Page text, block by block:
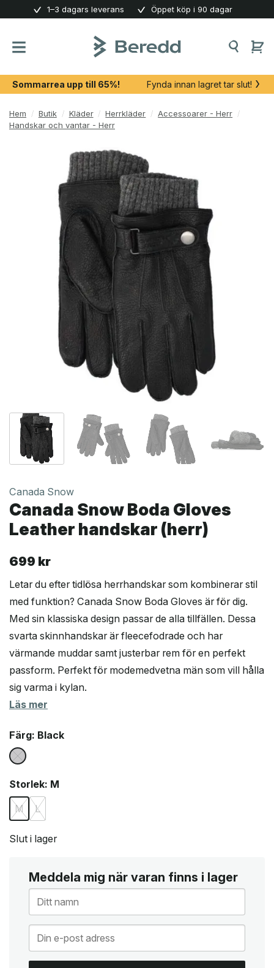
content
1–3 dagars leverans Öppet köp i 90 dagar
Sommarrea upp till 65%! Fynda innan lagret tar slut!
Hem / Butik / Kläder / Herrkläder / Accessoarer - Herr /
Handskar och vantar - Herr
Canada Snow
Canada Snow Boda Gloves
Leather handskar (herr)
699 kr
Letar du efter tidlösa herrhandskar som kombinerar stil
med funktion? Canada Snow Boda Gloves är för dig.
Med sin klassiska design passar de alla tillfällen. Dessa
svarta skinnhandskar är fleecefodrade och har
värmande muddar samt justerbar rem för en perfekt
passform. Perfekt för modemedvetna män som vill hålla
sig varma i kylan.
Läs mer
Färg: Black
Storlek: M
M
L
Slut i lager
Meddela mig när varan finns i lager